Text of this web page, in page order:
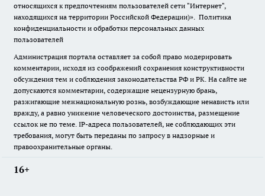
относящихся к предпочтениям пользователей сети "Интернет",
находящихся на территории Российской Федерации)». Политика
конфиденциальности и обработки персональных данных
пользователей
Администрация портала оставляет за собой право модерировать
комментарии, исходя из соображений сохранения конструктивности
обсуждения тем и соблюдения законодательства РФ и РК. На сайте не
допускаются комментарии, содержащие нецензурную брань,
разжигающие межнациональную рознь, возбуждающие ненависть или
вражду, а равно унижение человеческого достоинства, размещение
ссылок не по теме. IP-адреса пользователей, не соблюдающих эти
требования, могут быть переданы по запросу в надзорные и
правоохранительные органы.
16+